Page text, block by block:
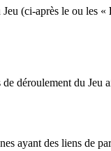
(ci-après le ou les «
déroulement du
ayant des liens de